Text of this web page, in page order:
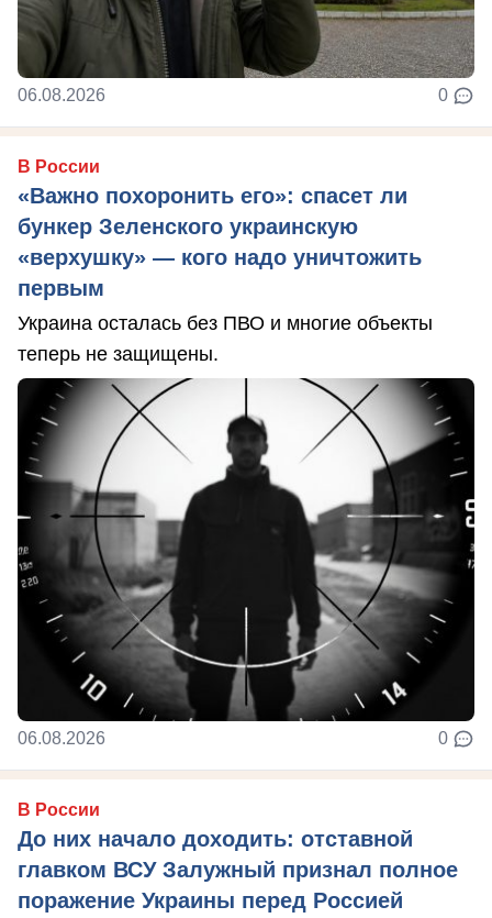
06.08.2026 0
В России
«Важно похоронить его»: спасет ли
бункер Зеленского украинскую
«верхушку» — кого надо уничтожить
первым
Украина осталась без ПВО и многие объекты
теперь не защищены.
06.08.2026 0
В России
До них начало доходить: отставной
главком ВСУ Залужный признал полное
поражение Украины перед Россией